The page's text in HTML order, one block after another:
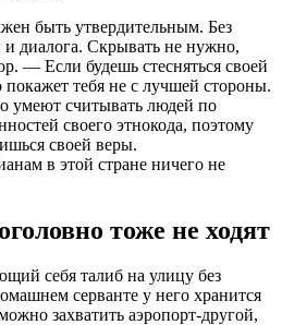
быть утвердительным. Без
диалога. Скрывать не нужно,
— Если будешь стесняться своей
покажет тебя не с лучшей стороны.
умеют считывать людей по
своего этнокода, поэтому
своей веры.
в этой стране ничего не
тоже не ходят
себя талиб на улицу без
серванте у него хранится
захватить аэропорт-другой,